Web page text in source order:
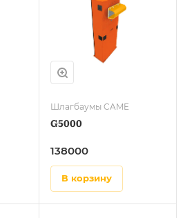
Шлагбаумы CAME
G5000
138000
в корзину